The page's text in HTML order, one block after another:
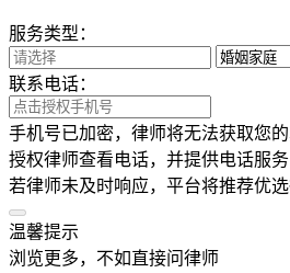
服务类型：
联系电话：
手机号已加密，律师将无法获取您
授权律师查看电话，并提供电话服务
若律师未及时响应，平台将推荐优
温馨提示
浏览更多，不如直接问律师